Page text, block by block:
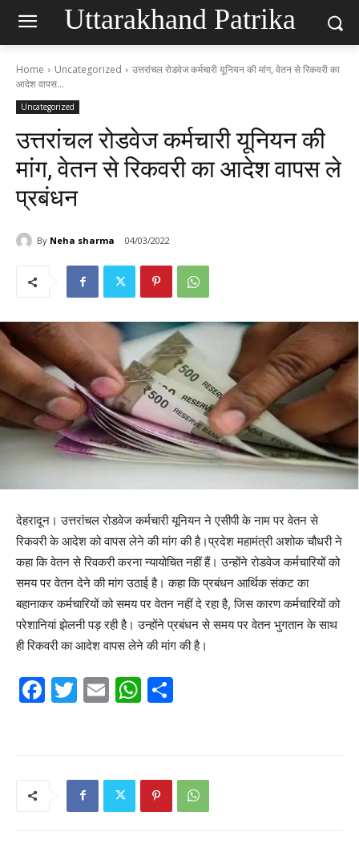
Uttarakhand Patrika
Home Uncategorized
उत्तरांचल रोडवेज कर्मचारी यूनियन की मांग, वेतन से रिकवरी का
आदेश वापस...
Uncategorized
उत्तरांचल रोडवेज कर्मचारी यूनियन की
मांग, वेतन से रिकवरी का आदेश वापस ले
प्रबंधन
By Neha sharma 04/03/2022
देहरादून। उत्तरांचल रोडवेज कर्मचारी यूनियन ने एसीपी के नाम पर वेतन से
रिकवरी के आदेश को वापस लेने की मांग की है।प्रदेश महामंत्री अशोक चौधरी ने
कहा कि वेतन से रिवकरी करना न्यायोचित नहीं हैं। उन्होंने रोडवेज कर्मचारियों को
समय पर वेतन देने की मांग उठाई है। कहा कि प्रबंधन आर्थिक संकट का
बहानाकर कर्मचारियों को समय पर वेतन नहीं दे रहा है, जिस कारण कर्मचारियों को
परेशानियां झेलनी पड़ रही है। उन्होंने प्रबंधन से समय पर वेतन भुगतान के साथ
ही रिकवरी का आदेश वापस लेने की मांग की है।
F
T
E
W
A
p